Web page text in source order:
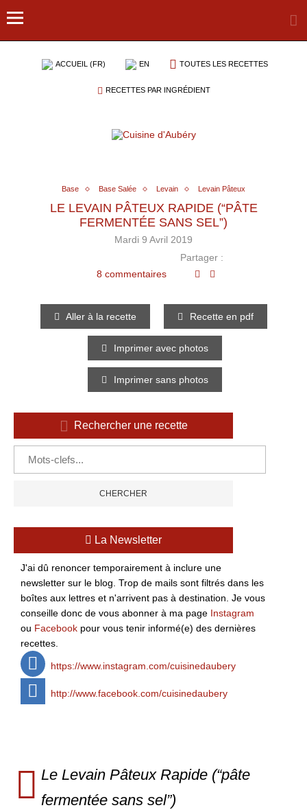
ACCUEIL (FR) EN TOUTES LES RECETTES
RECETTES PAR INGRÉDIENT
Base Base Salée Levain Levain Pâteux
LE LEVAIN PÂTEUX RAPIDE (“PÂTE
FERMENTÉE SANS SEL”)
Mardi 9 Avril 2019
8 commentaires
Partager :
Aller à la recette Recette en pdf
Imprimer avec photos
Imprimer sans photos
Rechercher une recette
La Newsletter
J'ai dû renoncer temporairement à inclure une
newsletter sur le blog. Trop de mails sont filtrés dans les
boîtes aux lettres et n'arrivent pas à destination. Je vous
conseille donc de vous abonner à ma page Instagram
ou Facebook pour vous tenir informé(e) des dernières
recettes.
https://www.instagram.com/cuisinedaubery
http://www.facebook.com/cuisinedaubery
Le Levain Pâteux Rapide (“pâte
fermentée sans sel”)